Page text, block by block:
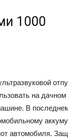
1000
на дачном
В
автомобиля.